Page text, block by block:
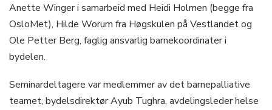
Anette Winger i samarbeid med Heidi Holmen (begge fra
OsloMet), Hilde Worum fra Høgskulen på Vestlandet og
Ole Petter Berg, faglig ansvarlig barnekoordinater i
bydelen.
Seminardeltagere var medlemmer av det barnepalliative
teamet, bydelsdirektør Ayub Tughra, avdelingsleder helse